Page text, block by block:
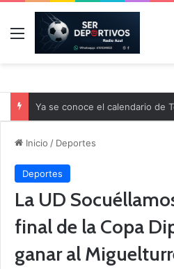
Menú
Ya se conoce el calendario de
Inicio / Deportes
Deportes
La UD
final de la Copa
ganar al